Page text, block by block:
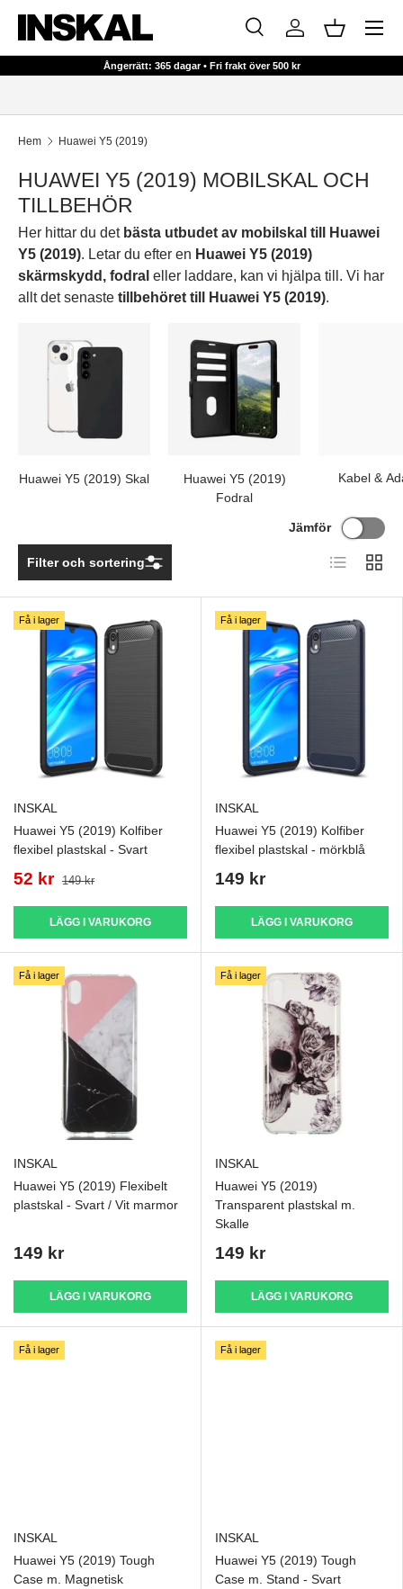
HOPPA TILL INNEHÅLL
Sök
Sök Logga inKorg
Meny
Ångerrätt: 365 dagar • Fri frakt över 500 kr
Hem Huawei Y5 (2019)
HUAWEI Y5 (2019) MOBILSKAL OCH
TILLBEHÖR
Her hittar du det bästa utbudet av mobilskal till Huawei
Y5 (2019). Letar du efter en Huawei Y5 (2019)
skärmskydd, fodral eller laddare, kan vi hjälpa till. Vi har
allt det senaste tillbehöret till Huawei Y5 (2019).
Huawei Y5 (2019) Skal
Huawei Y5 (2019)
Fodral
Kabel &
Filter och sortering
Jämför
Lista
Få i lager
INSKAL
Huawei Y5 (2019) Kolfiber
flexibel plastskal - Svart
52 kr 149 kr
LÄGG I VARUKORG
Få i lager
INSKAL
Huawei Y5 (2019) Kolfiber
flexibel plastskal - mörkblå
149 kr
LÄGG I VARUKORG
Få i lager
INSKAL
Huawei Y5 (2019) Flexibelt
plastskal - Svart / Vit marmor
149 kr
LÄGG I VARUKORG
Få i lager
INSKAL
Huawei Y5 (2019)
Transparent plastskal m.
Skalle
149 kr
LÄGG I VARUKORG
Få i lager
INSKAL
Huawei Y5 (2019) Tough
Case m. Magnetisk
Få i lager
INSKAL
Huawei Y5 (2019) Tough
Case m. Stand - Svart